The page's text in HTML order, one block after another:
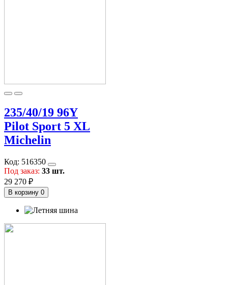
235/40/19 96Y
Pilot Sport 5 XL
Michelin
Код: 516350
Под заказ: 33 шт.
29 270 ₽
В корзину 0